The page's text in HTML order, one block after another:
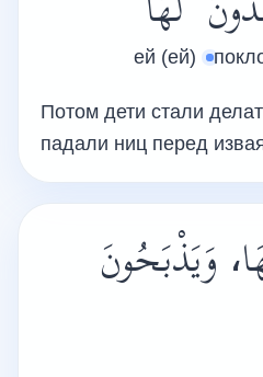
لَهَا
ей (ей)
Потом дети стали
падали ниц перед
وَيَذْبَحُونَ